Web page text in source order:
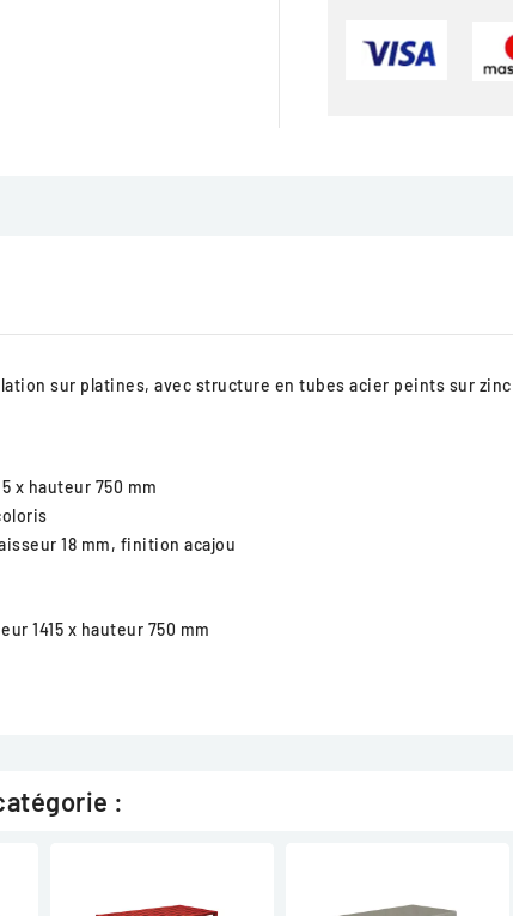
sur platines, avec structure en tubes acier peints sur
x hauteur 750 mm
18 mm, finition acajou
1415 x hauteur 750 mm
: